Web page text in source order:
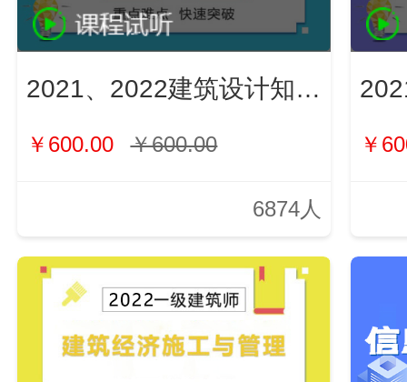
2021、2022建筑设计知识（新）
￥600.00 ￥600.00
6874人
￥